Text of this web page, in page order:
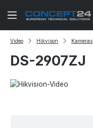
Zum Hauptinhalt springen
Video Hikvison Kameras
DS-2907ZJ